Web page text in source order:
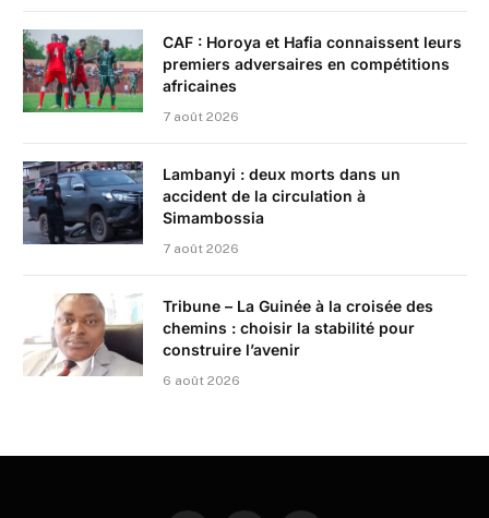
CAF : Horoya et Hafia connaissent leurs
premiers adversaires en compétitions
africaines
7 août 2026
Lambanyi : deux morts dans un
accident de la circulation à
Simambossia
7 août 2026
Tribune – La Guinée à la croisée des
chemins : choisir la stabilité pour
construire l’avenir
6 août 2026